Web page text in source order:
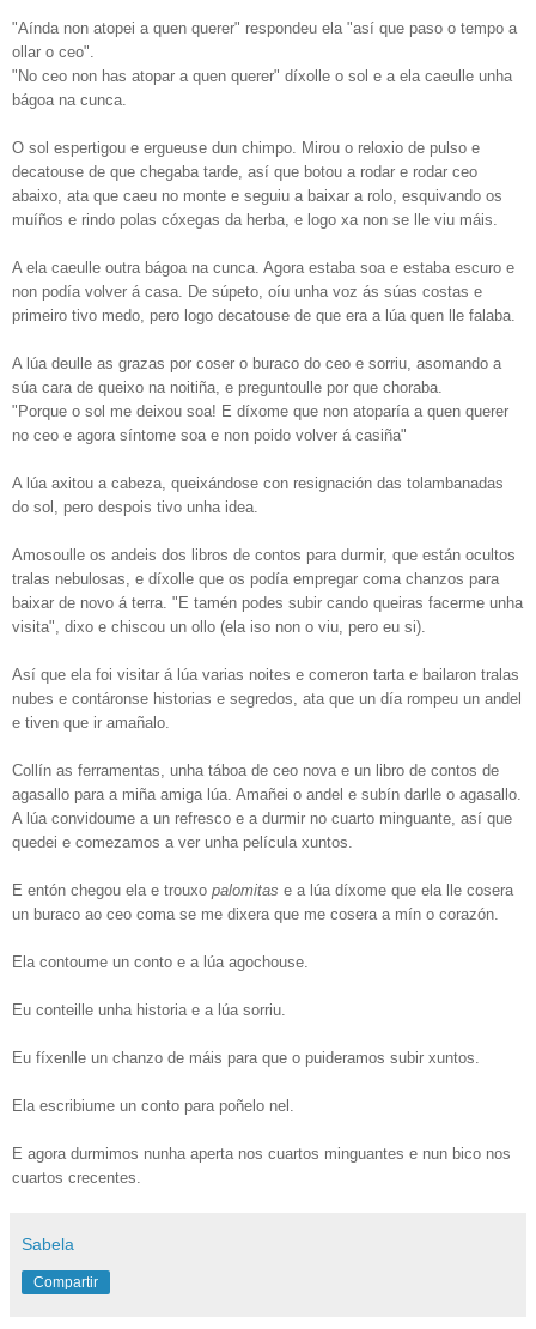
"Aínda non atopei a quen querer" respondeu ela "así que paso o tempo a
ollar o ceo".
"No ceo non has atopar a quen querer" díxolle o sol e a ela caeulle unha
bágoa na cunca.
O sol espertigou e ergueuse dun chimpo. Mirou o reloxio de pulso e
decatouse de que chegaba tarde, así que botou a rodar e rodar ceo
abaixo, ata que caeu no monte e seguiu a baixar a rolo, esquivando os
muíños e rindo polas cóxegas da herba, e logo xa non se lle viu máis.
A ela caeulle outra bágoa na cunca. Agora estaba soa e estaba escuro e
non podía volver á casa. De súpeto, oíu unha voz ás súas costas e
primeiro tivo medo, pero logo decatouse de que era a lúa quen lle falaba.
A lúa deulle as grazas por coser o buraco do ceo e sorriu, asomando a
súa cara de queixo na noitiña, e preguntoulle por que choraba.
"Porque o sol me deixou soa! E díxome que non atoparía a quen querer
no ceo e agora síntome soa e non poido volver á casiña"
A lúa axitou a cabeza, queixándose con resignación das tolambanadas
do sol, pero despois tivo unha idea.
Amosoulle os andeis dos libros de contos para durmir, que están ocultos
tralas nebulosas, e díxolle que os podía empregar coma chanzos para
baixar de novo á terra. "E tamén podes subir cando queiras facerme unha
visita", dixo e chiscou un ollo (ela iso non o viu, pero eu si).
Así que ela foi visitar á lúa varias noites e comeron tarta e bailaron tralas
nubes e contáronse historias e segredos, ata que un día rompeu un andel
e tiven que ir amañalo.
Collín as ferramentas, unha táboa de ceo nova e un libro de contos de
agasallo para a miña amiga lúa. Amañei o andel e subín darlle o agasallo.
A lúa convidoume a un refresco e a durmir no cuarto minguante, así que
quedei e comezamos a ver unha película xuntos.
E entón chegou ela e trouxo palomitas e a lúa díxome que ela lle cosera
un buraco ao ceo coma se me dixera que me cosera a mín o corazón.
Ela contoume un conto e a lúa agochouse.
Eu conteille unha historia e a lúa sorriu.
Eu fíxenlle un chanzo de máis para que o puideramos subir xuntos.
Ela escribiume un conto para poñelo nel.
E agora durmimos nunha aperta nos cuartos minguantes e nun bico nos
cuartos crecentes.
Sabela
Compartir